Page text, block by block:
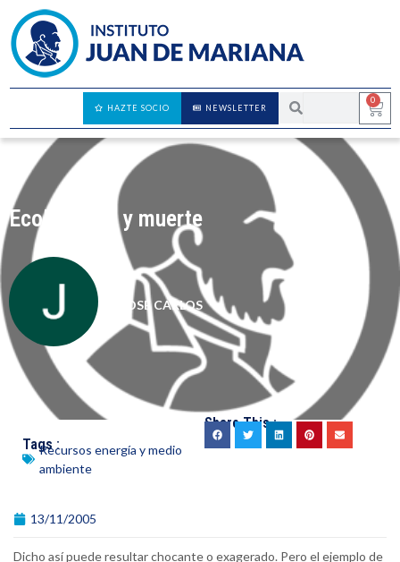
0
NEWSLETTER
HAZTE SOCIO
Ecologismo y muerte
JOSÉ CARLOS
Tags :
Recursos energía y medio
ambiente
Share This :
13/11/2005
Dicho así puede resultar chocante o exagerado. Pero el ejemplo de